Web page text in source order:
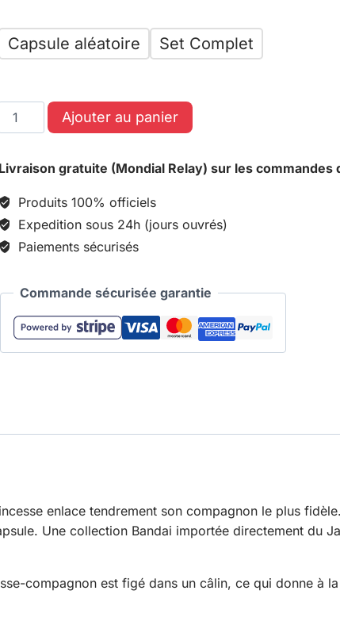
Capsule aléatoire Set Complet
Ajouter au panier
Livraison gratuite (Mondial Relay) sur les commandes
Produits 100% officiels
Expedition sous 24h (jours ouvrés)
Paiements sécurisés
Commande sécurisée garantie
enlace tendrement son compagnon le plus
Une collection Bandai importée directement du
compagnon est figé dans un câlin, ce qui donne à